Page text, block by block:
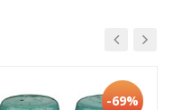
-69%